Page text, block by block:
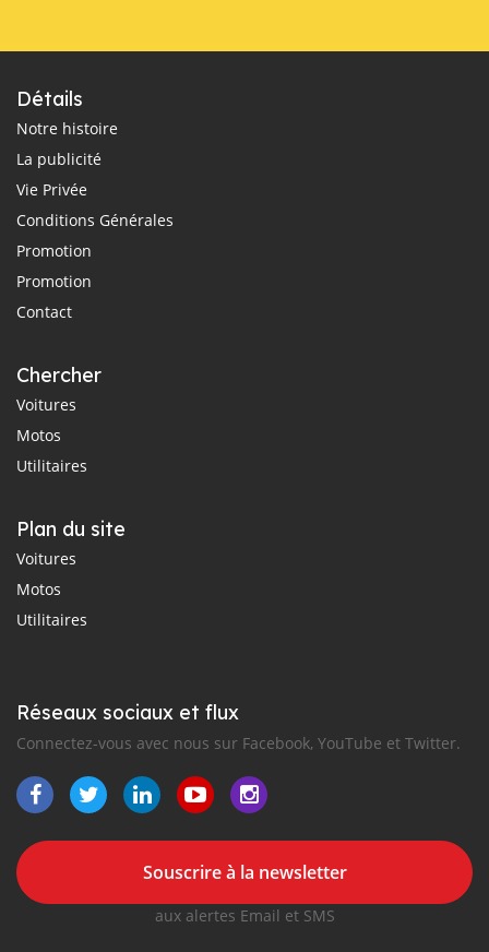
Détails
Notre histoire
La publicité
Vie Privée
Conditions Générales
Promotion
Promotion
Contact
Chercher
Voitures
Motos
Utilitaires
Plan du site
Voitures
Motos
Utilitaires
Réseaux sociaux et flux
Connectez-vous avec nous sur Facebook, YouTube et Twitter.
Souscrire à la newsletter
aux alertes Email et SMS